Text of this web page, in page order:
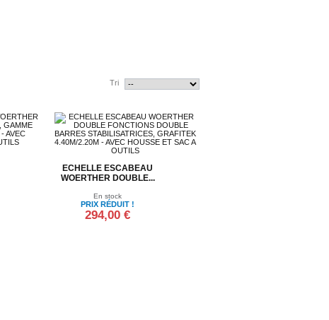
Tri
ECHELLE ESCABEAU
WOERTHER DOUBLE...
En stock
PRIX RÉDUIT !
294,00 €